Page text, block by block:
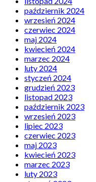
październik 2024
wrzesień 2024
czerwiec 2024
maj 2024
kwiecień 2024
marzec 2024
luty 2024
styczeń 2024
grudzień 2023
listopad 2023
październik 2023
wrzesień 2023
lipiec 2023
czerwiec 2023
maj 2023
kwiecień 2023
marzec 2023
luty 2023